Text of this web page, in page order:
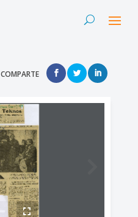
COMPARTE